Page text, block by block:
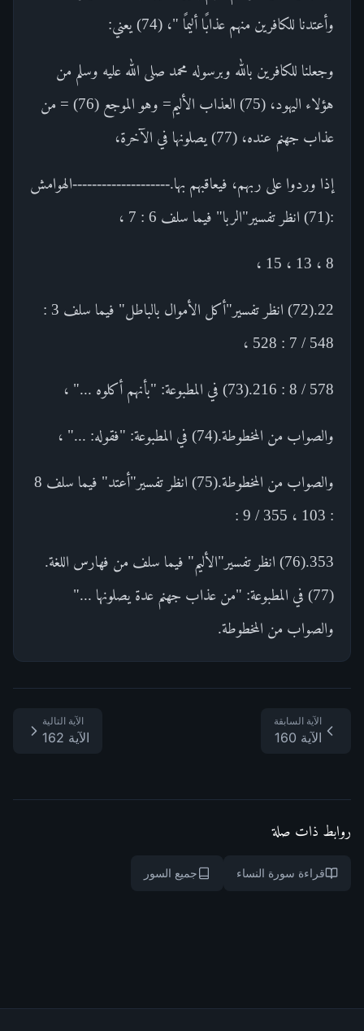
وأعتدنا للكافرين منهم عذابًا أليمًا "، (74) يعني:
وجعلنا للكافرين بالله وبرسوله محمد صلى الله عليه وسلم من
هؤلاء اليهود، (75) العذاب الأليم= وهو الموجع (76) = من
عذاب جهنم عنده، (77) يصلونها في الآخرة،
إذا وردوا على ربهم، فيعاقبهم بها.--------------------الهوامش
:(71) انظر تفسير"الربا" فيما سلف 6 : 7 ،
8 ، 13 ، 15 ،
22.(72) انظر تفسير"أكل الأموال بالباطل" فيما سلف 3 :
548 / 7 : 528 ،
578 / 8 : 216.(73) في المطبوعة: "بأنهم أكلوه ..." ،
والصواب من المخطوطة.(74) في المطبوعة: "فقوله: ..." ،
والصواب من المخطوطة.(75) انظر تفسير"أعتد" فيما سلف 8
: 103 ، 355 / 9 :
353.(76) انظر تفسير"الأليم" فيما سلف من فهارس اللغة.
(77) في المطبوعة: "من عذاب جهنم عدة يصلونها ..."
والصواب من المخطوطة.
الآية السابقة
الآية 160
الآية التالية
الآية 162
روابط ذات صلة
قراءة سورة النساء جميع السور